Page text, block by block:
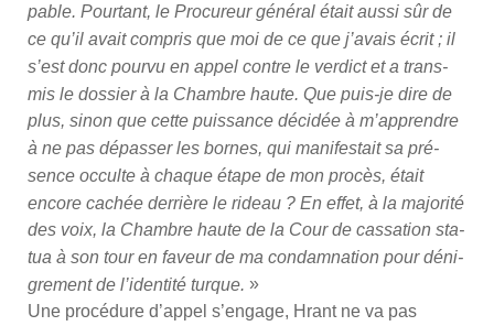
pable. Pour­tant, le Pro­cu­reur géné­ral était aus­si sûr de
ce qu’il avait com­pris que moi de ce que j’a­vais écrit ; il
s’est donc pour­vu en appel contre le ver­dict et a trans­
mis le dos­sier à la Chambre haute. Que puis-je dire de
plus, sinon que cette puis­sance déci­dée à m’ap­prendre
à ne pas dépas­ser les bornes, qui mani­fes­tait sa pré­
sence occulte à chaque étape de mon pro­cès, était
encore cachée der­rière le rideau ? En effet, à la majo­ri­té
des voix, la Chambre haute de la Cour de cas­sa­tion sta­
tua à son tour en faveur de ma condam­na­tion pour déni­
gre­ment de l’i­den­ti­té turque. »
Une pro­cé­dure d’ap­pel s’en­gage, Hrant ne va pas